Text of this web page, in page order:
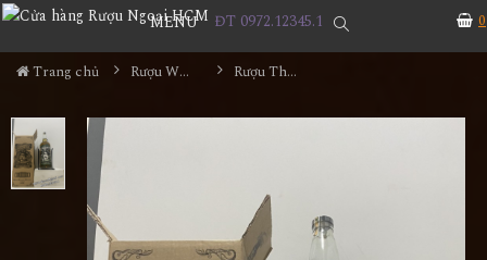
0
MENU ĐT 0972.12345.1
Trang chủ Rượu Whisky Rượu The Epicurean 4.5L